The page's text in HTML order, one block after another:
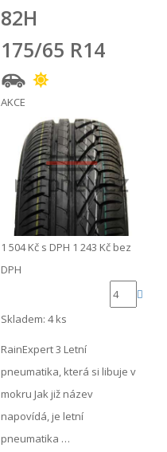
82H
175/65 R14
AKCE
1 504 Kč s DPH 1 243 Kč bez
DPH
Skladem: 4 ks
RainExpert 3 Letní
pneumatika, která si libuje v
mokru Jak již název
napovídá, je letní
pneumatika …